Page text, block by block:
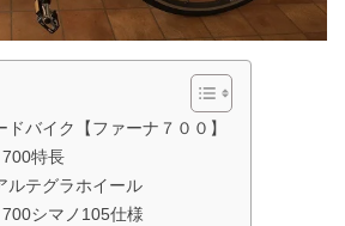
バイク【ファーナ７００】
特長
ルテグラホイール
シマノ105仕様